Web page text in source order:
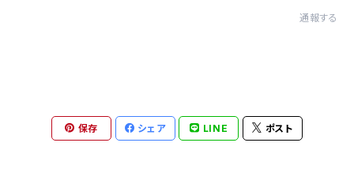
通報する
保存 シェア LINE ポスト